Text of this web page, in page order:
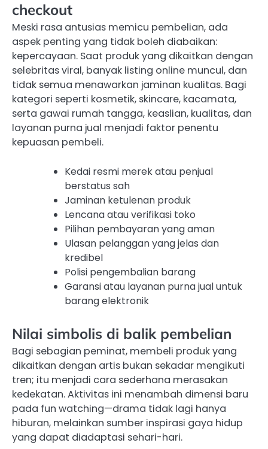
checkout
Meski rasa antusias memicu pembelian, ada
aspek penting yang tidak boleh diabaikan:
kepercayaan. Saat produk yang dikaitkan dengan
selebritas viral, banyak listing online muncul, dan
tidak semua menawarkan jaminan kualitas. Bagi
kategori seperti kosmetik, skincare, kacamata,
serta gawai rumah tangga, keaslian, kualitas, dan
layanan purna jual menjadi faktor penentu
kepuasan pembeli.
Kedai resmi merek atau penjual
berstatus sah
Jaminan ketulenan produk
Lencana atau verifikasi toko
Pilihan pembayaran yang aman
Ulasan pelanggan yang jelas dan
kredibel
Polisi pengembalian barang
Garansi atau layanan purna jual untuk
barang elektronik
Nilai simbolis di balik pembelian
Bagi sebagian peminat, membeli produk yang
dikaitkan dengan artis bukan sekadar mengikuti
tren; itu menjadi cara sederhana merasakan
kedekatan. Aktivitas ini menambah dimensi baru
pada fun watching—drama tidak lagi hanya
hiburan, melainkan sumber inspirasi gaya hidup
yang dapat diadaptasi sehari-hari.